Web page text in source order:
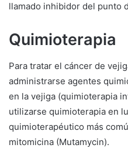
llamado inhibidor del punto
Quimioterapia
Para tratar el cáncer de
administrarse agentes
en la vejiga (quimioterapia
utilizarse quimioterapia en
quimioterapéutico más
mitomicina (Mutamycin).